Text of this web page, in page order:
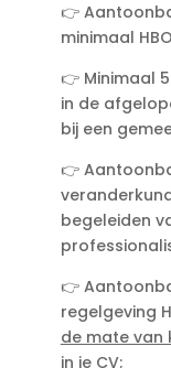
👉
minimaal
👉 Minimaal
in de
bij een
👉
begeleiden
👉
regelgeving
de mate van
in je CV;